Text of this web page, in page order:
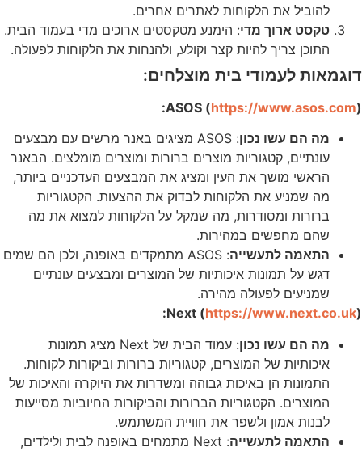
להוביל את הלקוחות לאתרים אחרים.
טקסט ארוך מדי: הימנע מטקסטים ארוכים מדי בעמוד הבית.
התוכן צריך להיות קצר וקולע, ולהנחות את הלקוחות לפעולה.
דוגמאות לעמודי בית מוצלחים:
ASOS (https://www.asos.com):
מה הם עשו נכון
: ASOS מציגים באנר מרשים עם מבצעים
עונתיים, קטגוריות מוצרים ברורות ומוצרים מומלצים. הבאנר
הראשי מושך את העין ומציג את המבצעים העדכניים ביותר,
מה שמניע את הלקוחות לבדוק את ההצעות. הקטגוריות
ברורות ומסודרות, מה שמקל על הלקוחות למצוא את מה
שהם מחפשים במהירות.
התאמה לתעשייה
: ASOS מתמקדים באופנה, ולכן הם שמים
דגש על תמונות איכותיות של המוצרים ומבצעים עונתיים
שמניעים לפעולה מהירה.
Next (https://www.next.co.uk):
מה הם עשו נכון
: עמוד הבית של Next מציג תמונות
איכותיות של המוצרים, קטגוריות ברורות וביקורות לקוחות.
התמונות הן באיכות גבוהה ומשדרות את היוקרה והאיכות של
המוצרים. הקטגוריות הברורות והביקורות החיוביות מסייעות
לבנות אמון ולשפר את חוויית המשתמש.
התאמה לתעשייה
: Next מתמחים באופנה לבית ולילדים,